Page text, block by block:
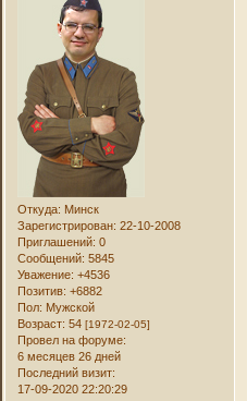
Откуда: Минск
Зарегистрирован: 22-10-2008
Приглашений: 0
Сообщений: 5845
Уважение: +4536
Позитив: +6882
Пол: Мужской
Возраст: 54[1972-02-05]
Провел на форуме:
6 месяцев 26 дней
Последний визит:
17-09-2020 22:20:29